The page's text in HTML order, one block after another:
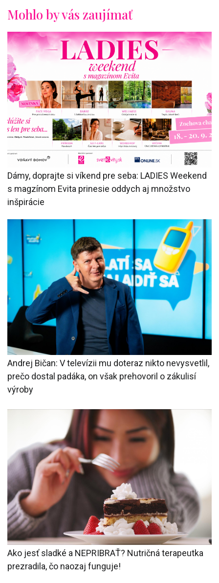
Mohlo by vás zaujímať
Dámy, doprajte si víkend pre seba: LADIES Weekend
s magzínom Evita prinesie oddych aj množstvo
inšpirácie
Andrej Bičan: V televízii mu doteraz nikto nevysvetlil,
prečo dostal padáka, on však prehovoril o zákulisí
výroby
Ako jesť sladké a NEPRIBRAŤ? Nutričná terapeutka
prezradila, čo naozaj funguje!